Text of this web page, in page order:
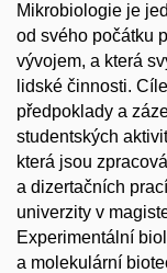
Mikrobiologie je
od svého počátku
vývojem, a která
lidské činnosti.
předpoklady a
studentských
která jsou
a dizertačních
univerzity v
Experimentální
a molekulární